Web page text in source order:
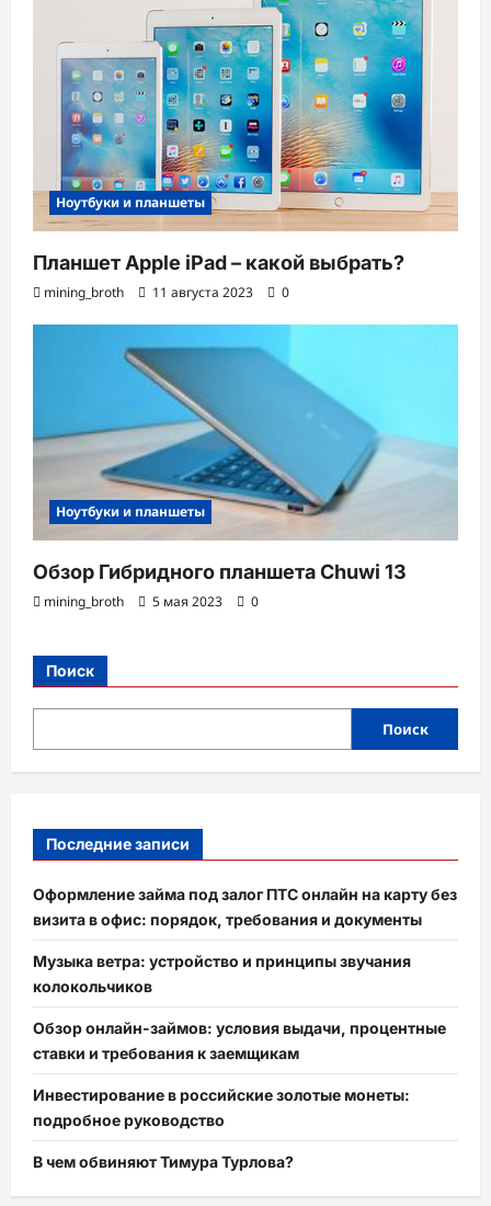
Ноутбуки и планшеты
Планшет Apple iPad – какой выбрать?
mining_broth 11 августа 2023 0
Ноутбуки и планшеты
Обзор Гибридного планшета Chuwi 13
mining_broth 5 мая 2023 0
Поиск
Поиск
Последние записи
Оформление займа под залог ПТС онлайн на карту без
визита в офис: порядок, требования и документы
Музыка ветра: устройство и принципы звучания
колокольчиков
Обзор онлайн-займов: условия выдачи, процентные
ставки и требования к заемщикам
Инвестирование в российские золотые монеты:
подробное руководство
В чем обвиняют Тимура Турлова?